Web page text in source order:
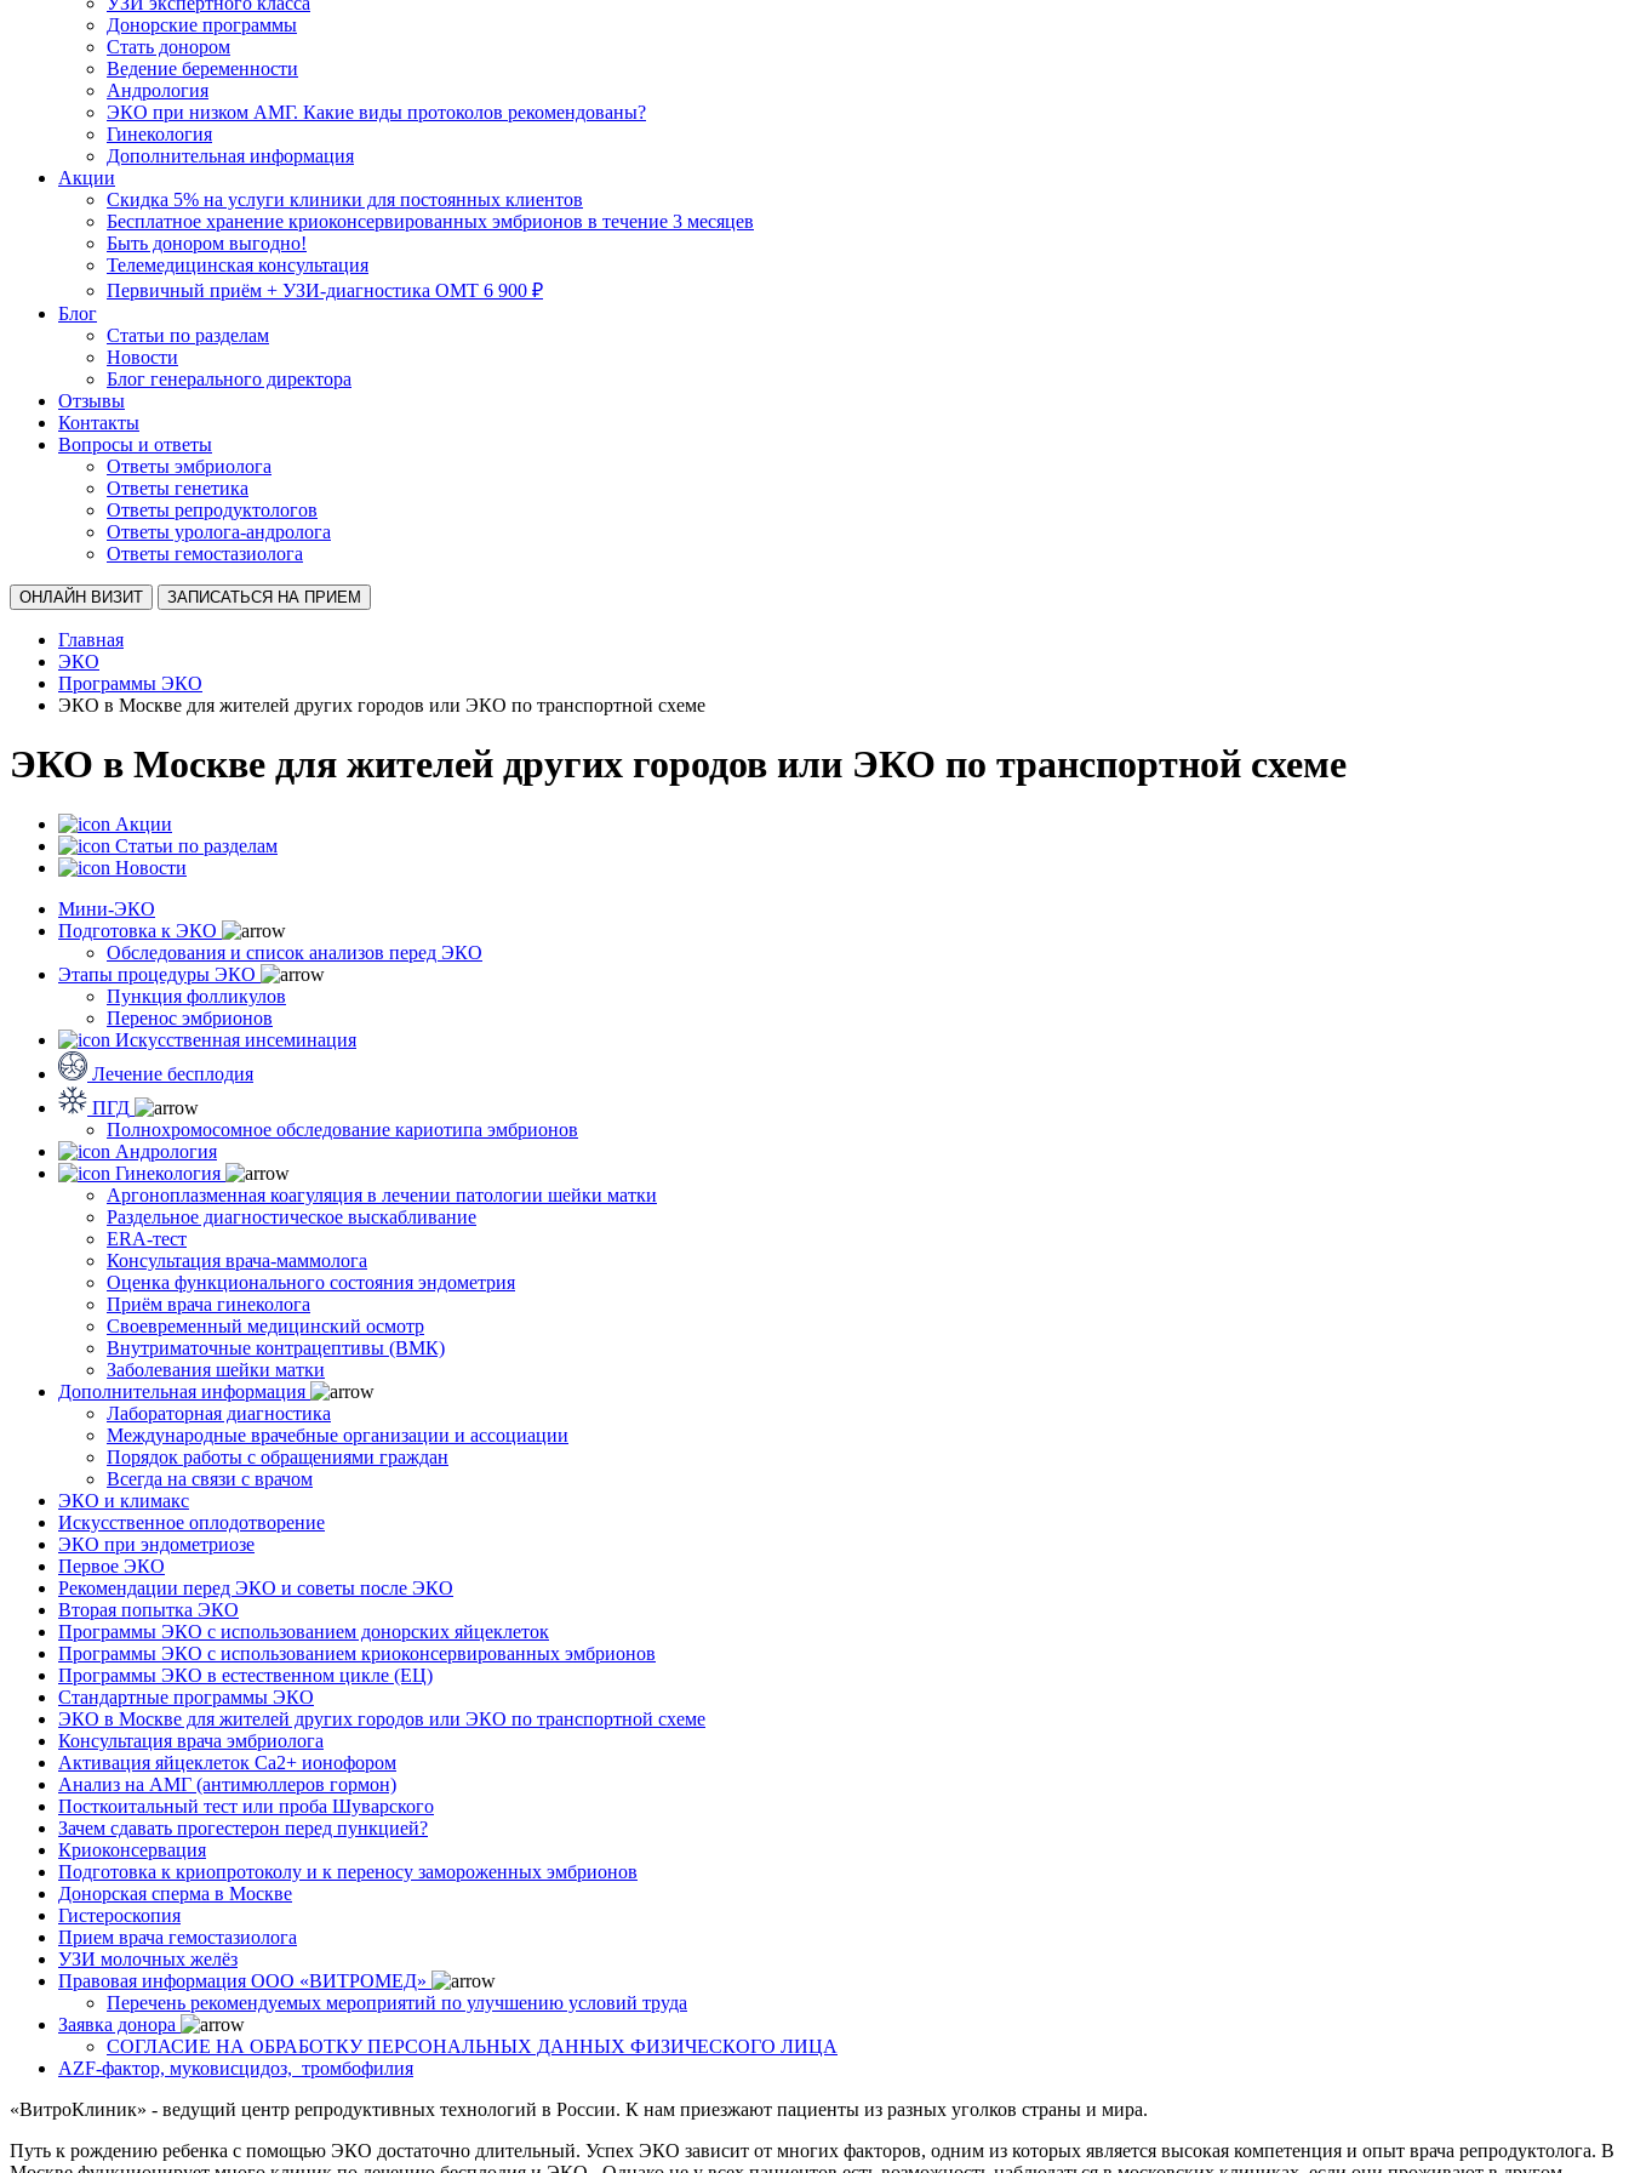
Донорские программы
Стать донором
Ведение беременности
Андрология
ЭКО при низком АМГ. Какие виды протоколов рекомендованы?
Гинекология
Дополнительная информация
Акции
Скидка 5% на услуги клиники для постоянных клиентов
Бесплатное хранение криоконсервированных эмбрионов в течение 3 месяцев
Быть донором выгодно!
Телемедицинская консультация
Первичный приём + УЗИ-диагностика ОМТ 6 900 ₽
Блог
Статьи по разделам
Новости
Блог генерального директора
Отзывы
Контакты
Вопросы и ответы
Ответы эмбриолога
Ответы генетика
Ответы репродуктологов
Ответы уролога-андролога
Ответы гемостазиолога
ОНЛАЙН ВИЗИТ ЗАПИСАТЬСЯ НА ПРИЕМ
Главная
ЭКО
Программы ЭКО
ЭКО в Москве для жителей других городов или ЭКО по транспортной схеме
ЭКО в Москве для жителей других городов или ЭКО по транспортной схеме
Акции
Статьи по разделам
Новости
Мини-ЭКО
Подготовка к ЭКО
Обследования и список анализов перед ЭКО
Этапы процедуры ЭКО
Пункция фолликулов
Перенос эмбрионов
Искусственная инсеминация
Лечение бесплодия
ПГД
Полнохромосомное обследование кариотипа эмбрионов
Андрология
Гинекология
Аргоноплазменная коагуляция в лечении патологии шейки матки
Раздельное диагностическое выскабливание
ERA-тест
Консультация врача-маммолога
Оценка функционального состояния эндометрия
Приём врача гинеколога
Своевременный медицинский осмотр
Внутриматочные контрацептивы (ВМК)
Заболевания шейки матки
Дополнительная информация
Лабораторная диагностика
Международные врачебные организации и ассоциации
Порядок работы с обращениями граждан
Всегда на связи с врачом
ЭКО и климакс
Искусственное оплодотворение
ЭКО при эндометриозе
Первое ЭКО
Рекомендации перед ЭКО и советы после ЭКО
Вторая попытка ЭКО
Программы ЭКО с использованием донорских яйцеклеток
Программы ЭКО с использованием криоконсервированных эмбрионов
Программы ЭКО в естественном цикле (ЕЦ)
Стандартные программы ЭКО
ЭКО в Москве для жителей других городов или ЭКО по транспортной схеме
Консультация врача эмбриолога
Активация яйцеклеток Са2+ ионофором
Анализ на АМГ (антимюллеров гормон)
Посткоитальный тест или проба Шуварского
Зачем сдавать прогестерон перед пункцией?
Криоконсервация
Подготовка к криопротоколу и к переносу замороженных эмбрионов
Донорская сперма в Москве
Гистероскопия
Прием врача гемостазиолога
УЗИ молочных желёз
Правовая информация ООО «ВИТРОМЕД»
Перечень рекомендуемых мероприятий по улучшению условий труда
Заявка донора
СОГЛАСИЕ НА ОБРАБОТКУ ПЕРСОНАЛЬНЫХ ДАННЫХ ФИЗИЧЕСКОГО ЛИЦА
AZF-фактор, муковисцидоз, тромбофилия
«ВитроКлиник» - ведущий центр репродуктивных технологий в России. К нам приезжают пациенты из разных уголков страны и мира.
Путь к рождению ребенка с помощью ЭКО достаточно длительный. Успех ЭКО зависит от многих факторов, одним из которых является высокая компетенция и опыт врача репродуктолога. В